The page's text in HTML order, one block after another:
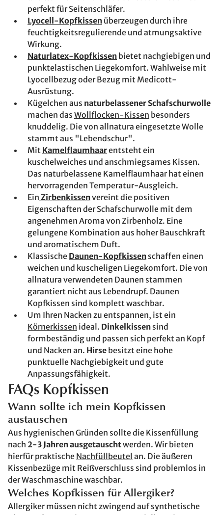
perfekt für Seitenschläfer.
Lyocell-Kopfkissen überzeugen durch ihre
feuchtigkeitsregulierende und atmungsaktive
Wirkung.
Naturlatex-Kopfkissen bietet nachgiebigen und
punktelastischen Liegekomfort. Wahlweise mit
Lyocellbezug oder Bezug mit Medicott-
Ausrüstung.
Kügelchen aus naturbelassener Schafschurwolle
machen das Wollflocken-Kissen besonders
knuddelig. Die von allnatura eingesetzte Wolle
stammt aus "Lebendschur".
Mit Kamelflaumhaarentsteht ein
kuschelweiches und anschmiegsames Kissen.
Das naturbelassene Kamelflaumhaar hat einen
hervorragenden Temperatur-Ausgleich.
Ein Zirbenkissenvereint die positiven
Eigenschaften der Schafschurwolle mit dem
angenehmen Aroma von Zirbenholz. Eine
gelungene Kombination aus hoher Bauschkraft
und aromatischem Duft.
Klassische Daunen-Kopfkissen schaffen einen
weichen und kuscheligen Liegekomfort. Die von
allnatura verwendeten Daunen stammen
garantiert nicht aus Lebendrupf. Daunen
Kopfkissen sind komplett waschbar.
Um Ihren Nacken zu entspannen, ist ein
Körnerkissen ideal. Dinkelkissen sind
formbeständig und passen sich perfekt an Kopf
und Nacken an. Hirse besitzt eine hohe
punktuelle Nachgiebigkeit und gute
Anpassungsfähigkeit.
FAQs Kopfkissen
Wann sollte ich mein Kopfkissen
austauschen
Aus hygienischen Gründen sollte die Kissenfüllung
nach 2-3 Jahren ausgetauschtwerden. Wir bieten
hierfür praktische Nachfüllbeutel an. Die äußeren
Kissenbezüge mit Reißverschluss sind problemlos in
der Waschmaschine waschbar.
Welches Kopfkissen für Allergiker?
Allergiker müssen nicht zwingend auf synthetische